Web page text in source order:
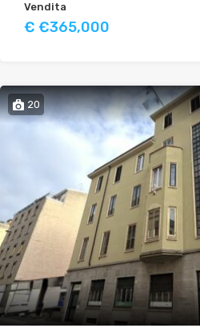
Vendita
€ €365,000
20